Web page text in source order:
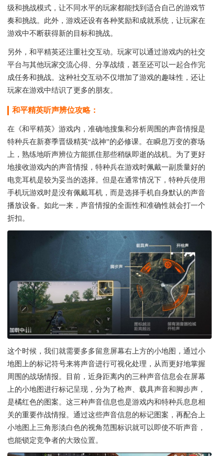
级和挑战模式，让不同水平的玩家都能找到适合自己的游戏节
奏和挑战。此外，游戏还设有各种奖励和成就系统，让玩家在
游戏中不断获得新的目标和挑战。
另外，和平精英还注重社交互动。玩家可以通过游戏内的社交
平台与其他玩家交流心得、分享战绩，甚至还可以一起合作完
成任务和挑战。这种社交互动不仅增加了游戏的趣味性，还让
玩家在游戏中结识了更多的朋友。
和平精英听声辨位攻略：
在《和平精英》游戏内，准确地搜集和分析周围的声音情报是
特种兵在新赛季晋级精英“战神”的必修课。在瞬息万变的赛场
上，熟练地听声辨位方能抓住那些稍纵即逝的战机。为了更好
地接收游戏内的声音情报，特种兵在游戏时佩戴一副质量好的
电竞耳机是较为妥当的选择。但是在通常情况下，特种兵使用
手机玩游戏时是没有佩戴耳机，而是选择手机自身默认的声音
播放设备。如此一来，声音情报的全面性和准确性就会打一个
折扣。
这个时候，我们就需要多多留意屏幕右上方的小地图，通过小
地图上的标记符号来将声音进行可视化处理，从而更好地掌握
周围的战场情报。目前，近身距离内的三种声音信息会在屏幕
上的小地图进行标记呈现，分为了枪声、载具声音和脚步声，
是橘红色的图案。这三种声音信息也是游戏内和特种兵息息相
关的重要作战情报。通过这些声音信息的标记图案，再配合上
小地图上三角形淡白色的视角范围标识就可以即使不听声音，
也能锁定竞争者的大致位置。